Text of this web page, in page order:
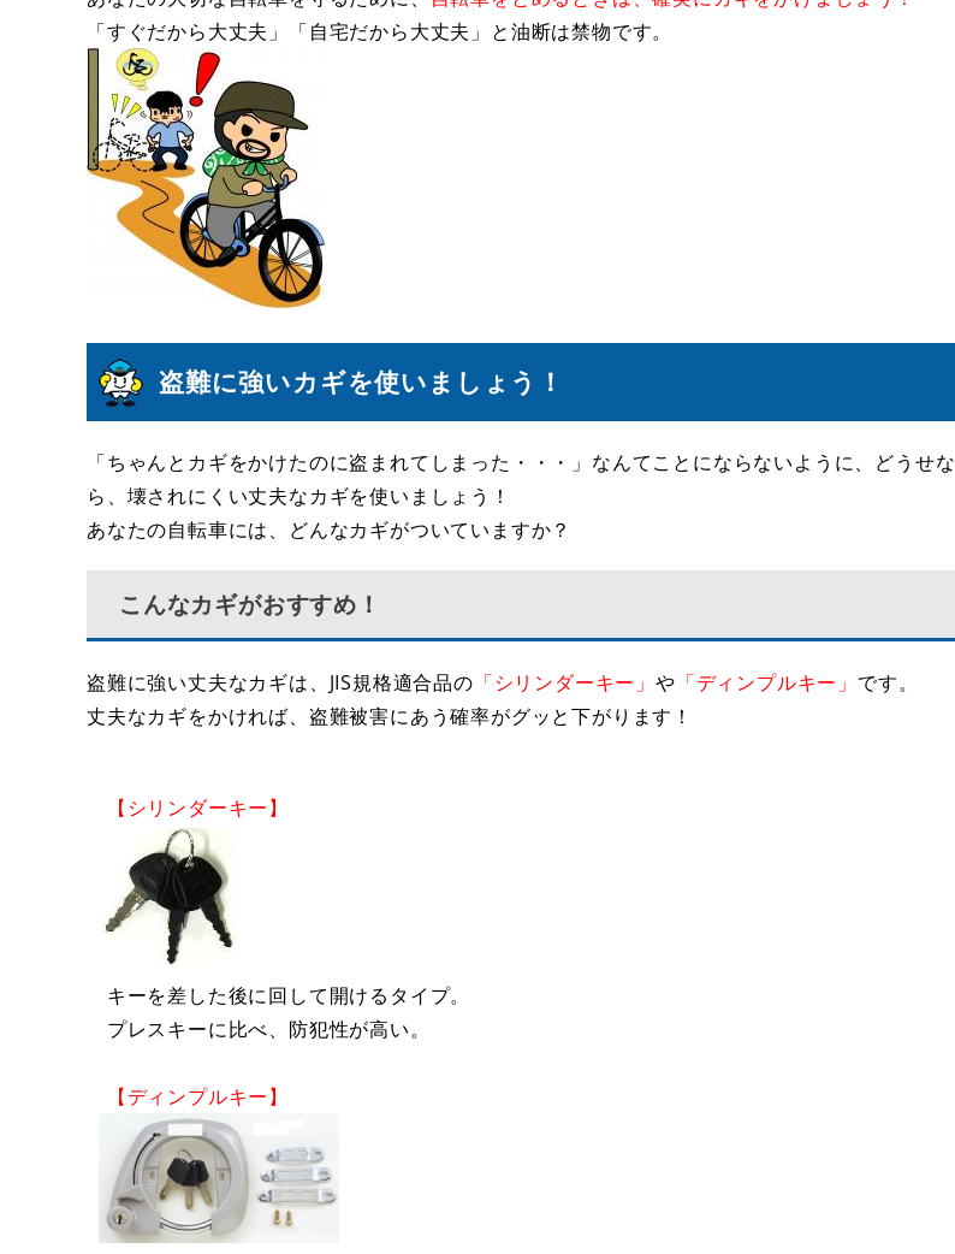
「すぐだから大丈夫」「自宅だから大丈夫」と油断は禁物です。
盗難に強いカギを使いましょう！
「ちゃんとカギをかけたのに盗まれてしまった・・・」なんてことにならないように、どうせな
ら、壊されにくい丈夫なカギを使いましょう！
あなたの自転車には、どんなカギがついていますか？
こんなカギがおすすめ！
盗難に強い丈夫なカギは、JIS規格適合品の 「シリンダーキー」や 「ディンプルキー」 です。
丈夫なカギをかければ、盗難被害にあう確率がグッと下がります！
【シリンダーキー】
キーを差した後に回して開けるタイプ。
プレスキーに比べ、防犯性が高い。
【ディンプルキー】